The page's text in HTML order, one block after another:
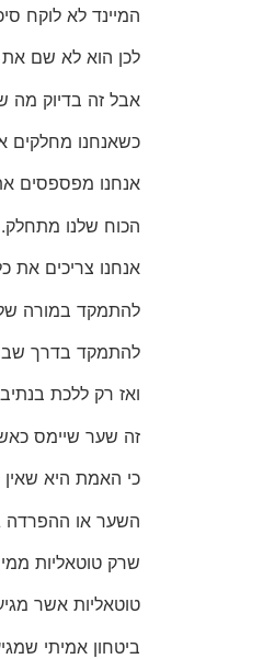
המיינד לא לוקח
לכן הוא לא שם
אבל זה בדיוק מה
כשאנחנו מחלקים
אנחנו מפספסים
הכוח שלנו מתחלק.
אנחנו צריכים את
להתמקד במורה
להתמקד בדרך
ואז רק ללכת
זה שער שיימס
כי האמת היא
השער או ההפרדה
שרק טוטאליות
טוטאליות אשר
ביטחון אמיתי